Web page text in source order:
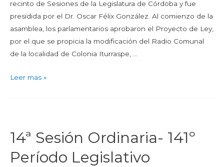
recinto de Sesiones de la Legislatura de Córdoba y fue
presidida por el Dr. Oscar Félix González. Al comienzo de la
asamblea, los parlamentarios aprobaron el Proyecto de Ley,
por el que se propicia la modificación del Radio Comunal
de la localidad de Colonia Iturraspe, …
Leer mas »
14ª Sesión Ordinaria- 141º
Período Legislativo